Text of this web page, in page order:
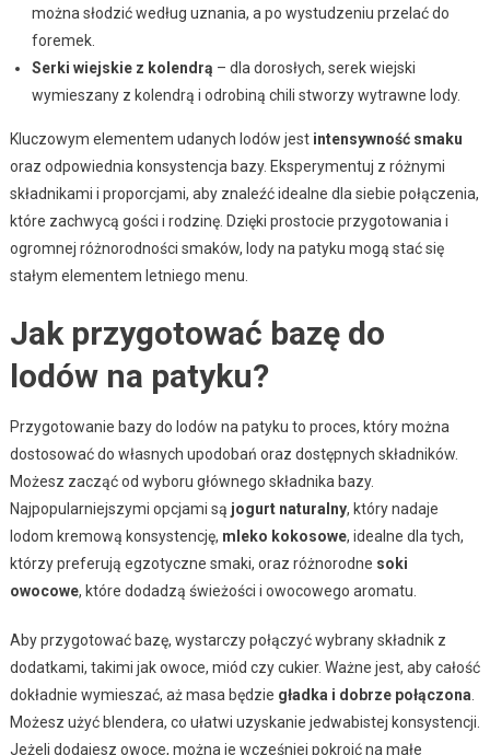
można słodzić według uznania, a po wystudzeniu przelać do
foremek.
Serki wiejskie z kolendrą – dla dorosłych, serek wiejski
wymieszany z kolendrą i odrobiną chili stworzy wytrawne lody.
Kluczowym elementem udanych lodów jest intensywność smaku
oraz odpowiednia konsystencja bazy. Eksperymentuj z różnymi
składnikami i proporcjami, aby znaleźć idealne dla siebie połączenia,
które zachwycą gości i rodzinę. Dzięki prostocie przygotowania i
ogromnej różnorodności smaków, lody na patyku mogą stać się
stałym elementem letniego menu.
Jak przygotować bazę do
lodów na patyku?
Przygotowanie bazy do lodów na patyku to proces, który można
dostosować do własnych upodobań oraz dostępnych składników.
Możesz zacząć od wyboru głównego składnika bazy.
Najpopularniejszymi opcjami są jogurt naturalny, który nadaje
lodom kremową konsystencję, mleko kokosowe, idealne dla tych,
którzy preferują egzotyczne smaki, oraz różnorodne soki
owocowe, które dodadzą świeżości i owocowego aromatu.
Aby przygotować bazę, wystarczy połączyć wybrany składnik z
dodatkami, takimi jak owoce, miód czy cukier. Ważne jest, aby całość
dokładnie wymieszać, aż masa będzie gładka i dobrze połączona
Możesz użyć blendera, co ułatwi uzyskanie jedwabistej konsystencji.
Jeżeli dodajesz owoce, można je wcześniej pokroić na małe